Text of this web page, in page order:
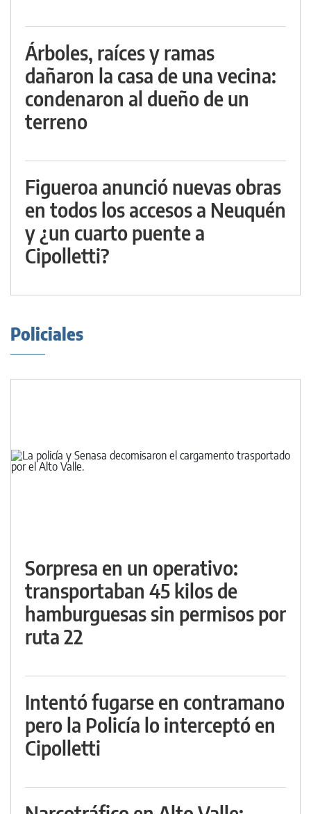
Árboles, raíces y ramas
dañaron la casa de una vecina:
condenaron al dueño de un
terreno
Figueroa anunció nuevas obras
en todos los accesos a Neuquén
y ¿un cuarto puente a
Cipolletti?
Policiales
Sorpresa en un operativo:
transportaban 45 kilos de
hamburguesas sin permisos por
ruta 22
Intentó fugarse en contramano
pero la Policía lo interceptó en
Cipolletti